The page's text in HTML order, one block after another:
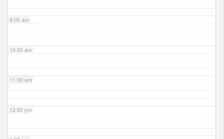
9:00 am
10:00 am
11:00 am
12:00 pm